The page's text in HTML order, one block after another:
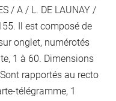
/ A / L. DE LAUNAY /
Il est composé de
onglet, numérotés
1 à 60. Dimensions
rapportés au recto
télégramme, 1